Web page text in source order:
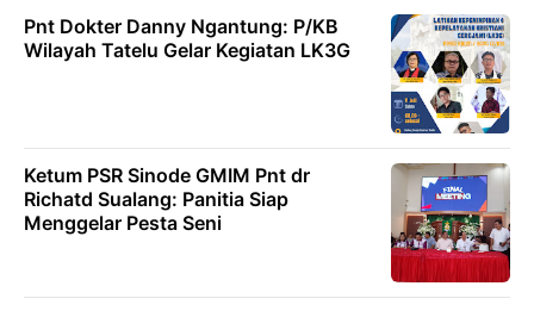
Pnt Dokter Danny Ngantung: P/KB
Wilayah Tatelu Gelar Kegiatan LK3G
Ketum PSR Sinode GMIM Pnt dr
Richatd Sualang: Panitia Siap
Menggelar Pesta Seni